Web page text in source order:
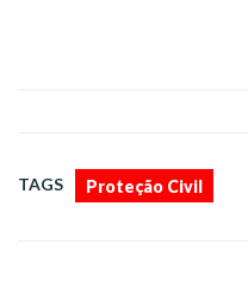
TAGS Proteção Civil